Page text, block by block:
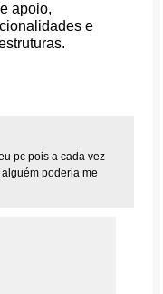
apoio,
e
pc pois a cada vez
poderia me